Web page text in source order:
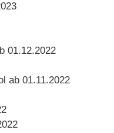
01.12.2022
ab 01.11.2022